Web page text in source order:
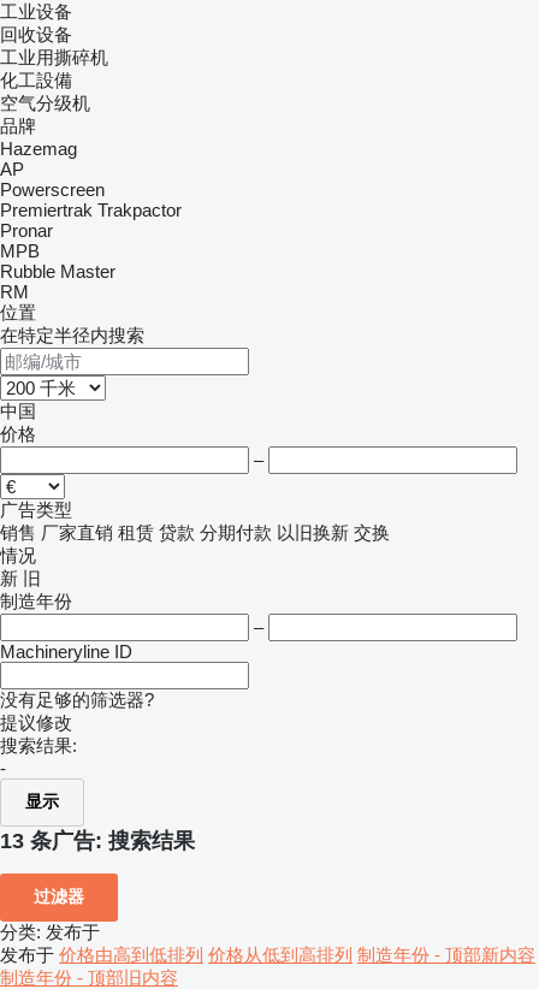
工业设备
回收设备
工业用撕碎机
化工設備
空气分级机
品牌
Hazemag
AP
Powerscreen
Premiertrak Trakpactor
Pronar
MPB
Rubble Master
RM
位置
在特定半径内搜索
中国
价格
–
广告类型
销售 厂家直销 租赁 贷款 分期付款 以旧换新 交换
情况
新 旧
制造年份
–
Machineryline ID
没有足够的筛选器?
提议修改
搜索结果:
-
显示
13 条广告: 搜索结果
过滤器
分类: 发布于
发布于 价格由高到低排列 价格从低到高排列 制造年份 - 顶部新内容
制造年份 - 顶部旧内容